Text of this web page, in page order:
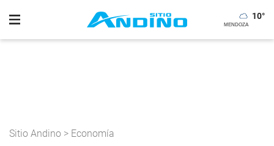
10°
Sitio Andino > Economía